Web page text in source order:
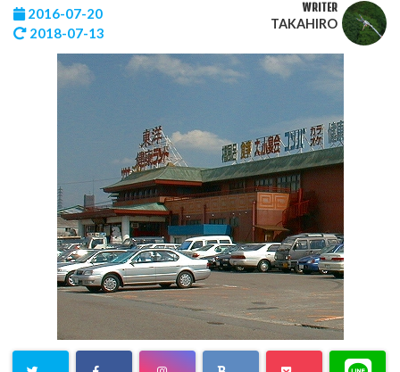
2016-07-20
2018-07-13
WRITER
TAKAHIRO